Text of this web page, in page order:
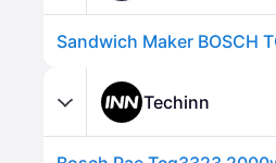
Sandwich Maker BOSCH
Techinn